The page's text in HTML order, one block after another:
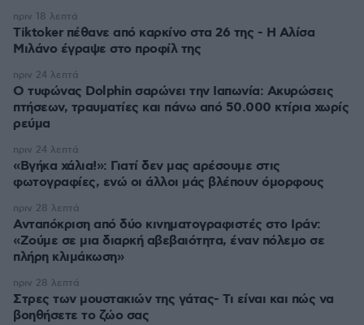
Tiktoker πέθανε από καρκίνο στα 26 της - Η Αλίσα
Μιλάνο έγραψε στο προφίλ της
πριν 18 λεπτά
Ο τυφώνας Dolphin σαρώνει την Ιαπωνία: Ακυρώσεις
πτήσεων, τραυματίες και πάνω από 50.000 κτίρια χωρίς
ρεύμα
πριν 24 λεπτά
«Βγήκα χάλια!»: Γιατί δεν μας αρέσουμε στις
φωτογραφίες, ενώ οι άλλοι μάς βλέπουν όμορφους
πριν 24 λεπτά
Ανταπόκριση από δύο κινηματογραφιστές στο Ιράν:
«Ζούμε σε μια διαρκή αβεβαιότητα, έναν πόλεμο σε
πλήρη κλιμάκωση»
πριν 28 λεπτά
Στρες των μουστακιών της γάτας- Τι είναι και πώς να
βοηθήσετε το ζώο σας
πριν 28 λεπτά